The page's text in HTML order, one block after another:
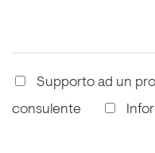
Supporto ad un
consulente